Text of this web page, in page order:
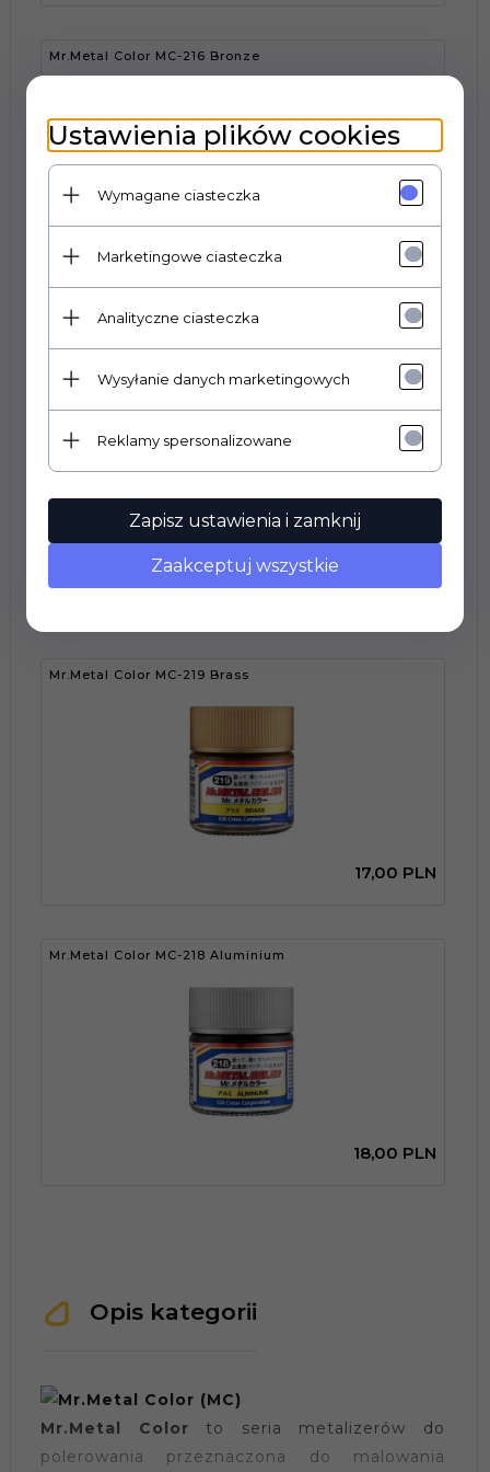
Mr.Metal Color MC-216 Bronze
PLN
KUP TERAZ!
17,00 PLN
Mr.Metal Color MC-219 Brass
17,00 PLN
Mr.Metal Color MC-218 Aluminium
18,00 PLN
Opis kategorii
Mr.Metal Color to seria metalizerów do
polerowania przeznaczona do malowania
Ustawienia plików cookies
Wymagane ciasteczka
Marketingowe ciasteczka
Analityczne ciasteczka
Wysyłanie danych marketingowych
Reklamy spersonalizowane
Zapisz ustawienia i zamknij
Zaakceptuj wszystkie